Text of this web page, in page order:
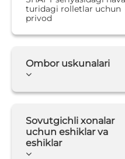
turidagi rolletlar uchun
privod
Ombor uskunalari
Sovutgichli xonalar
uchun eshiklar va
eshiklar